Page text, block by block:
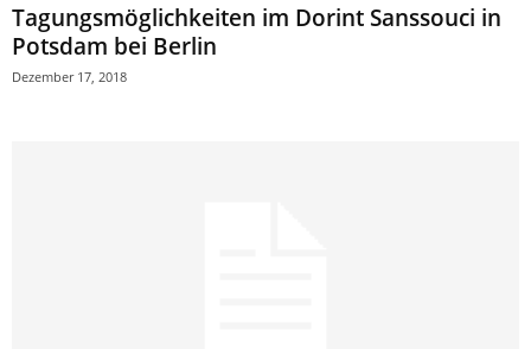
Tagungsmöglichkeiten im Dorint Sanssouci in
Potsdam bei Berlin
Dezember 17, 2018